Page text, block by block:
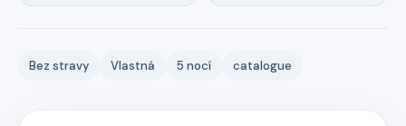
Bez stravy Vlastná 5 nocí catalogue